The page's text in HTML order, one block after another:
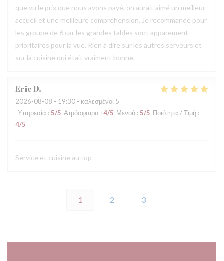
que vu le prix que nous avons payé, on aurait aimé un meilleur
accueil et une meilleure compréhension. Je recommande pour
les groupe de 6 car les grandes tables sont apparement
prioritaires pour la vue. Rien à dire sur les autres serveurs et
sur la cuisine qui était vraiment bonne.
EricD
2026-08-08 - 19:30 - καλεσμένοι 5
Υπηρεσία : 5/5 Ατμόσφαιρα : 4/5 Μενού : 5/5 Ποιότητα / Τιμή :
4/5
Service et cuisine au top
1 2 3